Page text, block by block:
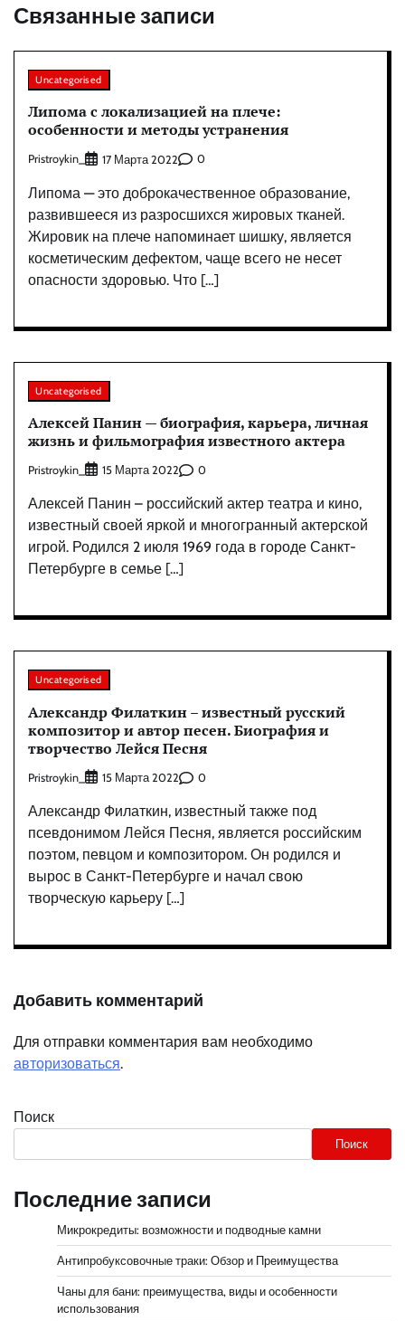
Связанные записи
Uncategorised
Липома с локализацией на плече:
особенности и методы устранения
Pristroykin_ 17 Марта 2022 0
Липома — это доброкачественное образование,
развившееся из разросшихся жировых тканей.
Жировик на плече напоминает шишку, является
косметическим дефектом, чаще всего не несет
опасности здоровью. Что […]
Uncategorised
Алексей Панин — биография, карьера, личная
жизнь и фильмография известного актера
Pristroykin_ 15 Марта 2022 0
Алексей Панин – российский актер театра и кино,
известный своей яркой и многогранный актерской
игрой. Родился 2 июля 1969 года в городе Санкт-
Петербурге в семье […]
Uncategorised
Александр Филаткин – известный русский
композитор и автор песен. Биография и
творчество Лейся Песня
Pristroykin_ 15 Марта 2022 0
Александр Филаткин, известный также под
псевдонимом Лейся Песня, является российским
поэтом, певцом и композитором. Он родился и
вырос в Санкт-Петербурге и начал свою
творческую карьеру […]
Добавить комментарий
Для отправки комментария вам необходимо
авторизоваться.
Поиск
Поиск
Последние записи
Микрокредиты: возможности и подводные камни
Антипробуксовочные траки: Обзор и Преимущества
Чаны для бани: преимущества, виды и особенности
использования